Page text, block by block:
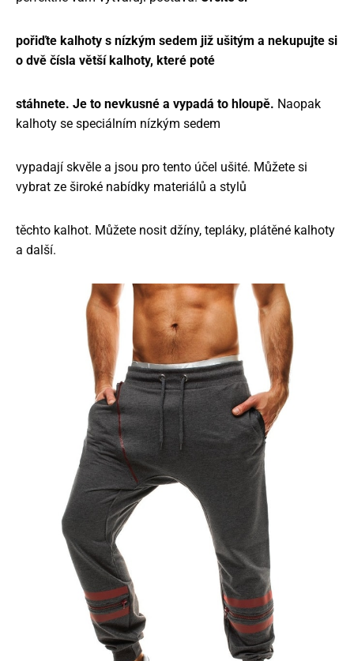
pořiďte kalhoty s nízkým sedem již ušitým a nekupujte si
o dvě čísla větší kalhoty, které poté
stáhnete. Je to nevkusné a vypadá to hloupě. Naopak
kalhoty se speciálním nízkým sedem
vypadají skvěle a jsou pro tento účel ušité. Můžete si
vybrat ze široké nabídky materiálů a stylů
těchto kalhot. Můžete nosit džíny, tepláky, plátěné kalhoty
a další.